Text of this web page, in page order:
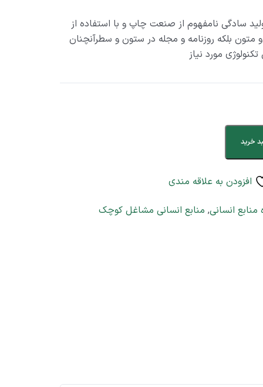
سادگی نامفهوم از صنعت چاپ و با استفاده از
بلکه روزنامه و مجله در ستون و سطرآنچنان
مورد نیاز
خرید
افزودن به علاقه مندی
منابع انسانی, منابع انسانی مشاغل کوچک